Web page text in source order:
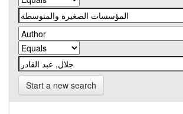
Start a new search